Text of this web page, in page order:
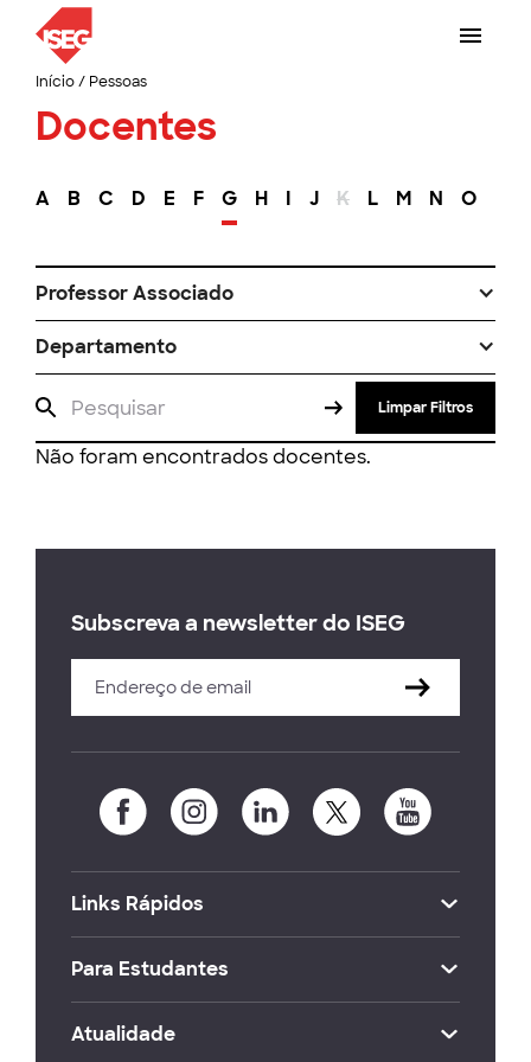
Início/ Pessoas
Docentes
A B C D E F G H I J K L M N O
Professor Associado
Departamento
Limpar Filtros
Não foram encontrados docentes.
Subscreva a newsletter do ISEG
Links Rápidos
Para Estudantes
Atualidade